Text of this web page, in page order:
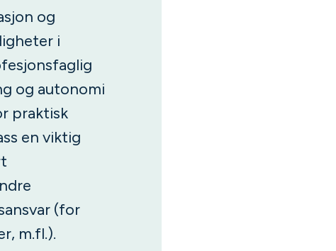
og
i
og autonomi
praktisk
en viktig
(for
m.fl.).